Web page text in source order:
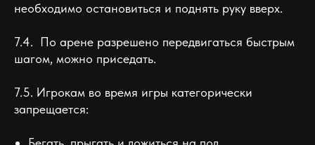
необходимо остановиться и поднять руку вверх.
7.4. По арене разрешено передвигаться быстрым
шагом, можно приседать.
7.5. Игрокам во время игры категорически
запрещается: